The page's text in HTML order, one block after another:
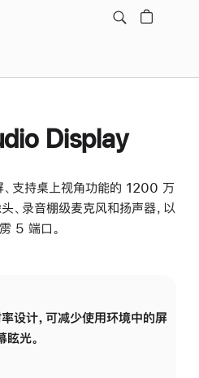
Display
支持桌上视角功能的 1200 万
录音棚级麦克风和扬声器，以
5 端口。
设计，可减少使用环境中的屏
眩光。